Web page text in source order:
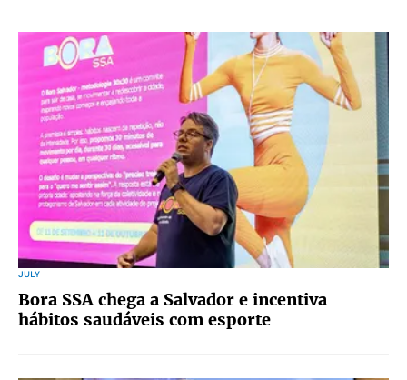
JULY
Bora SSA chega a Salvador e incentiva
hábitos saudáveis com esporte